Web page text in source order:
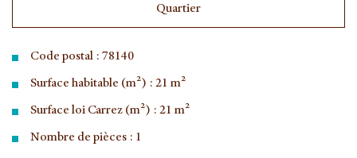
Quartier
Code postal : 78140
Surface habitable (m²) : 21 m²
Surface loi Carrez (m²) : 21 m²
Nombre de pièces : 1